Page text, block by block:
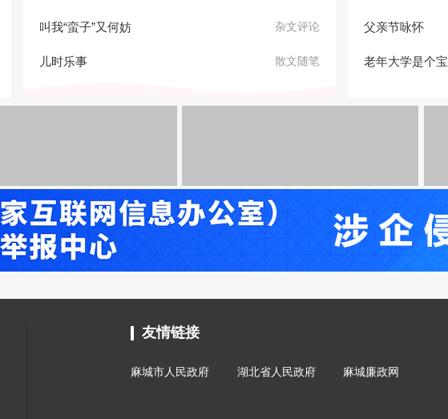
叫我“蛮子”又何妨 杂文评论
儿时乐事 散文随笔
父亲节咏怀
老年大学是个宝
友情链接
麻城市人民政府 湖北省人民政府 麻城廉政网